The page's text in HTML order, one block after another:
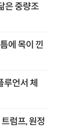
은 중량조
에 목이 낀
언서 체
럼프, 원정